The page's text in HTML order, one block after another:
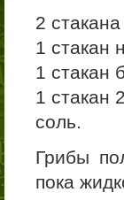
2
1 стакан
1 стакан
1 стакан
соль.
Грибы
пока